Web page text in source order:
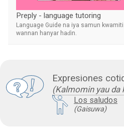
Expresiones
(Kalmomin yau da
Los saludos
(Gaisuwa)
Preply - language tutoring
Language Guide na iya samun
wannan hanyar haɗin.